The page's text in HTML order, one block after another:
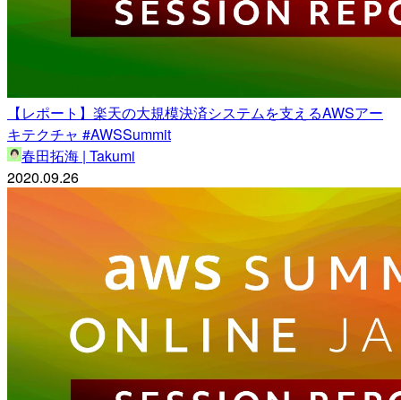
【レポート】楽天の大規模決済システムを支えるAWSアー
キテクチャ #AWSSummit
春田拓海 | Takumi
2020.09.26